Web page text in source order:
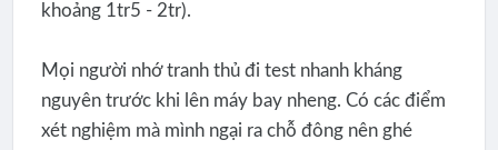
khoảng 1tr5 - 2tr).
Mọi người nhớ tranh thủ đi test nhanh kháng
nguyên trước khi lên máy bay nheng. Có các điểm
xét nghiệm mà mình ngại ra chỗ đông nên ghé